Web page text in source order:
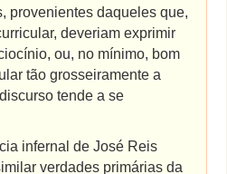
provenientes daqueles que,
deveriam exprimir
ou, no mínimo, bom
tão grosseiramente a
tende a se
infernal de José Reis
verdades primárias da